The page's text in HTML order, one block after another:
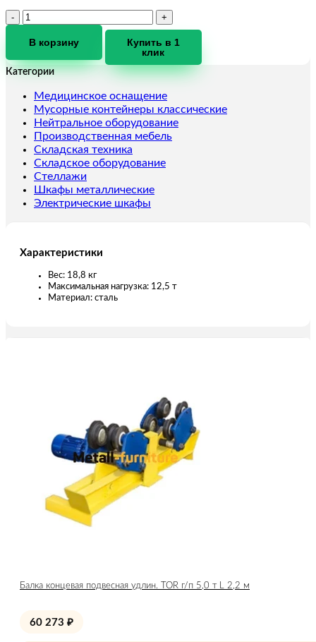
Количество
Звено
ГОСТ
82
12,5т
В корзину
Купить в 1
клик
Категории
Медицинское оснащение
Мусорные контейнеры классические
Нейтральное оборудование
Производственная мебель
Складская техника
Складское оборудование
Стеллажи
Шкафы металлические
Электрические шкафы
Характеристики
Вес: 18,8 кг
Максимальная нагрузка: 12,5 т
Материал: сталь
Балка концевая подвесная удлин. TOR г/п 5,0 т L 2,2 м
60 273 ₽